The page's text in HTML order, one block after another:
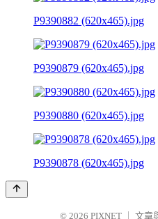
P9390882 (620x465).jpg
P9390879 (620x465).jpg
P9390880 (620x465).jpg
P9390878 (620x465).jpg
© 2026 PIXNET 文章